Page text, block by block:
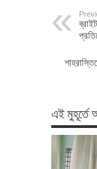
এই মুহূর্তে